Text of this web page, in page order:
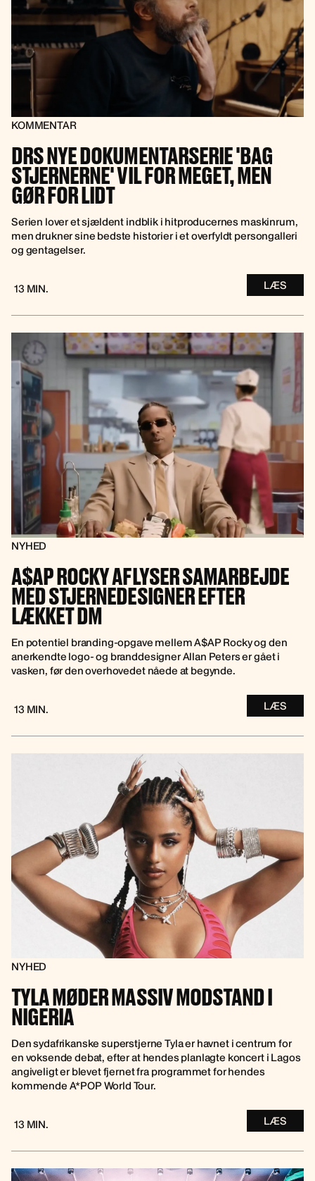
KOMMENTAR
DRS NYE DOKUMENTARSERIE 'BAG
STJERNERNE' VIL FOR MEGET, MEN
GØR FOR LIDT
Serien lover et sjældent indblik i hitproducernes maskinrum,
men drukner sine bedste historier i et overfyldt persongalleri
og gentagelser.
13 MIN. LÆS
NYHED
A$AP ROCKY AFLYSER SAMARBEJDE
MED STJERNEDESIGNER EFTER
LÆKKET DM
En potentiel branding-opgave mellem A$AP Rocky og den
anerkendte logo- og branddesigner Allan Peters er gået i
vasken, før den overhovedet nåede at begynde.
13 MIN. LÆS
NYHED
TYLA MØDER MASSIV MODSTAND I
NIGERIA
Den sydafrikanske superstjerne Tyla er havnet i centrum for
en voksende debat, efter at hendes planlagte koncert i Lagos
angiveligt er blevet fjernet fra programmet for hendes
kommende A*POP World Tour.
13 MIN. LÆS